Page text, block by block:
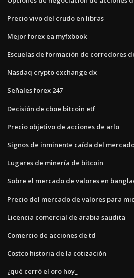
Precio vivo del crudo en libras
Mejor forex ea myfxbook
Escuelas de formación de corredores
Nasdaq crypto exchange dx
Señales forex 247
Decisión de cboe bitcoin etf
Precio objetivo de acciones de arlo
Signos de inminente caída del
Lugares de minería de bitcoin
Sobre el mercado de valores en
Precio del mercado de valores para
Licencia comercial de arabia saudita
Comercio de acciones de td
Costco historia de la cotización
¿qué cerró el oro hoy_